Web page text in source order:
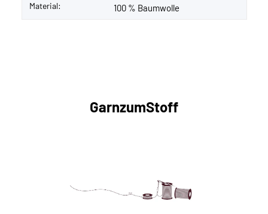
Material: 100 % Baumwolle
GarnzumStoff